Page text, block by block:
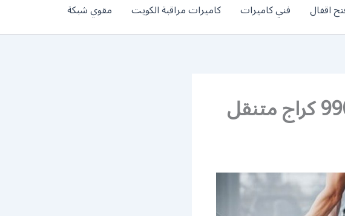
اقفال فني كاميرات كاميرات مراقبة الكويت مقوي شبكة
تصليح السيارات العمرية 99007366 كراج متنقل